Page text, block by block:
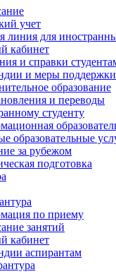
учет
линия для
кабинет
и справки
и меры поддержки
образование
и переводы
студенту
образовательные
за рубежом
подготовка
по приему
занятий
кабинет
аспирантам